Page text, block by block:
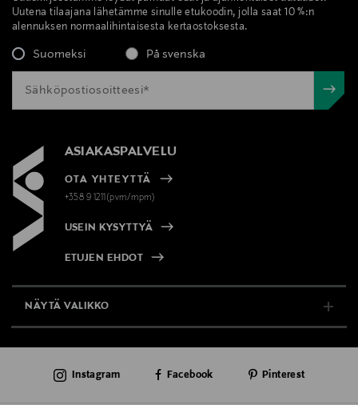
Uutena tilaajana lähetämme sinulle etukoodin, jolla saat 10 %:n
alennuksen normaalihintaisesta kertaostoksesta.
Suomeksi På svenska
ASIAKASPALVELU
OTA YHTEYTTÄ
+358 9 1211(pvm/mpm)
USEIN KYSYTTYÄ
ETUJEN EHDOT
NÄYTÄ VALIKKO
AJANKOHTAISTA
Instagram Facebook Pinterest